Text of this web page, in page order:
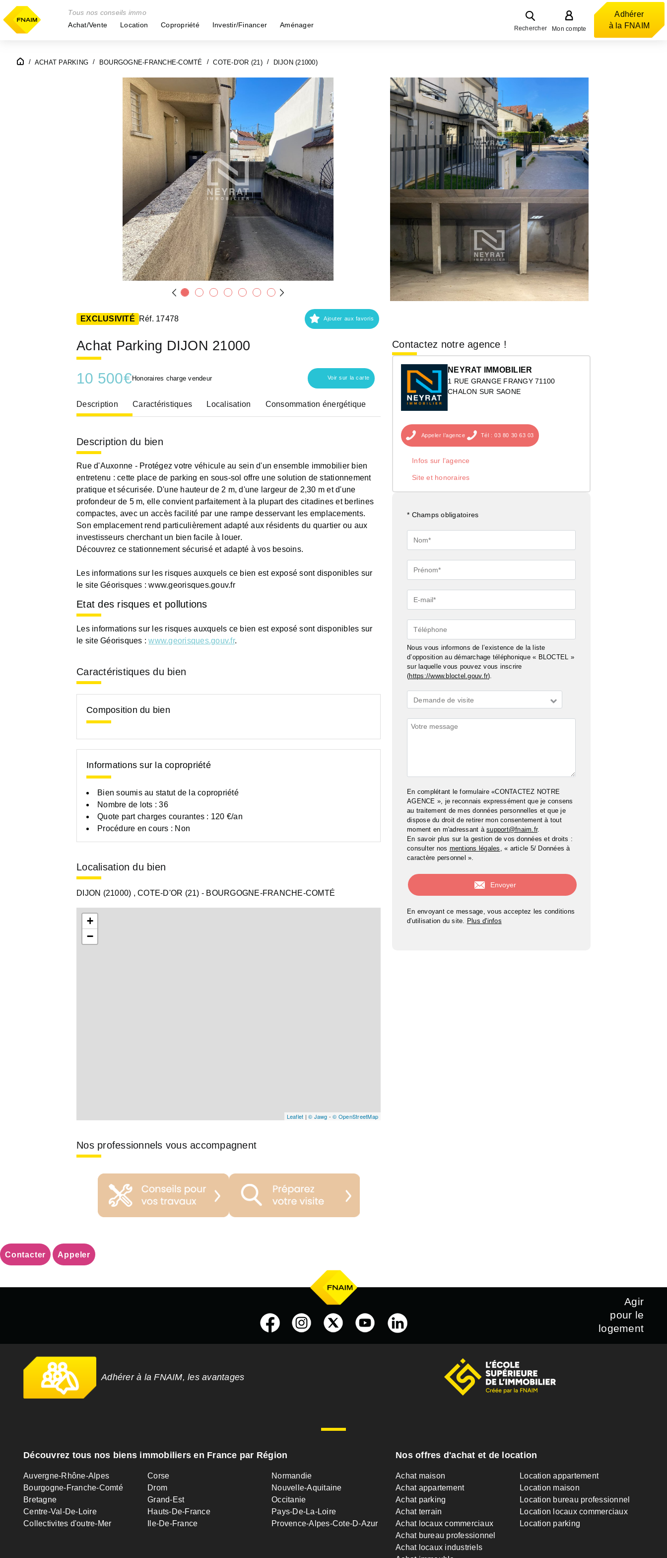
Tous nos conseils immo
Achat/Vente
Location Copropriété Investir/Financer Aménager Rechercher Mon compte
Adhérer
à la FNAIM
ACHAT PARKING BOURGOGNE-FRANCHE-COMTÉ COTE-D'OR (21) DIJON (21000)
EXCLUSIVITÉ Réf. 17478 Ajouter aux favoris
Achat Parking DIJON 21000
10 500€ Honoraires charge vendeur Voir sur la carte
Description Caractéristiques Localisation Consommation énergétique
Description du bien
Rue d'Auxonne - Protégez votre véhicule au sein d'un ensemble immobilier bien
entretenu : cette place de parking en sous-sol offre une solution de stationnement
pratique et sécurisée. D'une hauteur de 2 m, d'une largeur de 2,30 m et d'une
profondeur de 5 m, elle convient parfaitement à la plupart des citadines et berlines
compactes, avec un accès facilité par une rampe desservant les emplacements.
Son emplacement rend particulièrement adapté aux résidents du quartier ou aux
investisseurs cherchant un bien facile à louer.
Découvrez ce stationnement sécurisé et adapté à vos besoins.
Les informations sur les risques auxquels ce bien est exposé sont disponibles sur
le site Géorisques : www.georisques.gouv.fr
Etat des risques et pollutions
Les informations sur les risques auxquels ce bien est exposé sont disponibles sur
le site Géorisques :www.georisques.gouv.fr.
Caractéristiques du bien
Composition du bien
Informations sur la copropriété
Bien soumis au statut de la copropriété
Nombre de lots : 36
Quote part charges courantes : 120 €/an
Procédure en cours : Non
Localisation du bien
DIJON (21000) , COTE-D'OR (21) - BOURGOGNE-FRANCHE-COMTÉ
+
−
Leaflet | © Jawg -© OpenStreetMap
Nos professionnels vous accompagnent
Contactez notre agence !
NEYRAT IMMOBILIER
1 RUE GRANGE FRANGY 71100
CHALON SUR SAONE
Appeler l’agence Tél : 03 80 30 63 03
Infos sur l’agence
Site et honoraires
* Champs obligatoires
Nom*
Prénom*
E-
mail*
Téléphone
Nous vous informons de l’existence de la liste
d’opposition au démarchage téléphonique « BLOCTEL »
sur laquelle vous pouvez vous inscrire
(https://www.bloctel.gouv.fr).
Demande
*
Demande de visite
Commentaires
En complétant le formulaire «CONTACTEZ NOTRE
AGENCE », je reconnais expressément que je consens
au traitement de mes données personnelles et que je
dispose du droit de retirer mon consentement à tout
moment en m'adressant à support@fnaim.fr.
En savoir plus sur la gestion de vos données et droits :
consulter nos mentions légales , « article 5/ Données à
caractère personnel ».
En envoyant ce message, vous acceptez les conditions
d'utilisation du site.
Plus d'infos
Contacter Appeler
Agir
pour le
logement
Adhérer à la FNAIM, les avantages
Découvrez tous nos biens immobiliers en France par Région
Auvergne-Rhône-Alpes
Bourgogne-Franche-Comté
Bretagne
Centre-Val-De-Loire
Collectivites d'outre-Mer
Corse
Drom
Grand-Est
Hauts-De-France
Ile-De-France
Normandie
Nouvelle-Aquitaine
Occitanie
Pays-De-La-Loire
Provence-Alpes-Cote-D-Azur
Nos offres d'achat et de location
Achat maison
Achat appartement
Achat parking
Achat terrain
Achat locaux commerciaux
Achat bureau professionnel
Achat locaux industriels
Location appartement
Location maison
Location bureau professionnel
Location locaux commerciaux
Location parking